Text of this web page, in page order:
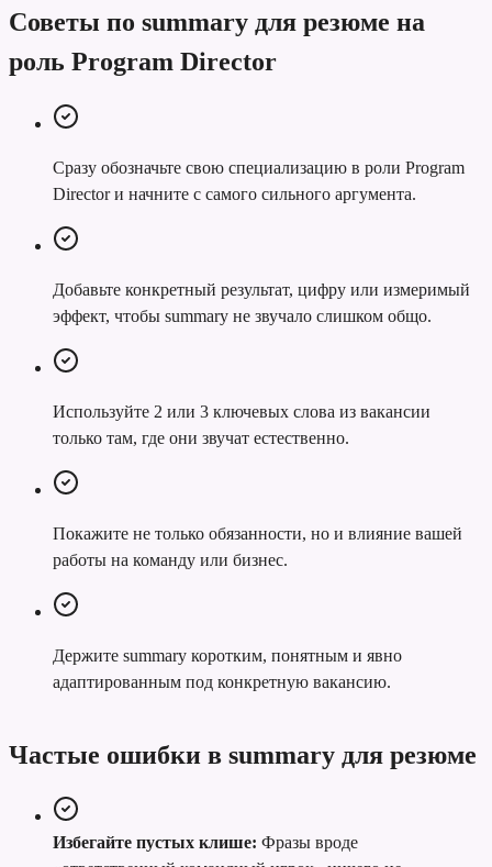
Советы по summary для резюме на
роль Program Director
Сразу обозначьте свою специализацию в роли Program
Director и начните с самого сильного аргумента.
Добавьте конкретный результат, цифру или измеримый
эффект, чтобы summary не звучало слишком общо.
Используйте 2 или 3 ключевых слова из вакансии
только там, где они звучат естественно.
Покажите не только обязанности, но и влияние вашей
работы на команду или бизнес.
Держите summary коротким, понятным и явно
адаптированным под конкретную вакансию.
Частые ошибки в summary для резюме
Избегайте пустых клише: Фразы вроде